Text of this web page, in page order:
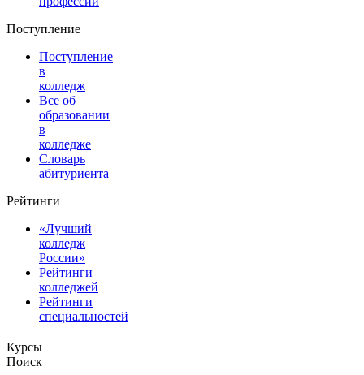
Поступление
Поступление
в
колледж
Все об
образовании
в
колледже
Словарь
абитуриента
Рейтинги
«Лучший
колледж
России»
Рейтинги
колледжей
Рейтинги
специальностей
Курсы
Поиск